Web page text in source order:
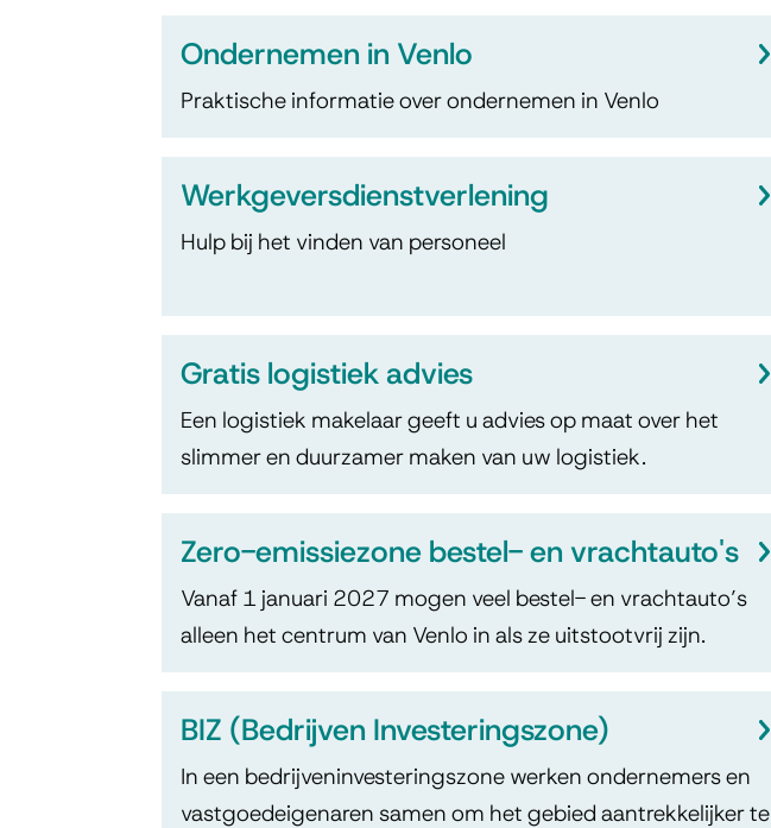
Ondernemen
Ondernemen in Venlo
Praktische informatie over ondernemen in Venlo
Werkgeversdienstverlening
Hulp bij het vinden van personeel
Gratis logistiek advies
Een logistiek makelaar geeft u advies op maat over het
slimmer en duurzamer maken van uw logistiek.
Zero-emissiezone bestel- en vrachtauto's
Vanaf 1 januari 2027 mogen veel bestel- en vrachtauto’s
alleen het centrum van Venlo in als ze uitstootvrij zijn.
BIZ (Bedrijven Investeringszone)
In een bedrijveninvesteringszone werken ondernemers en
vastgoedeigenaren samen om het gebied aantrekkelijker te